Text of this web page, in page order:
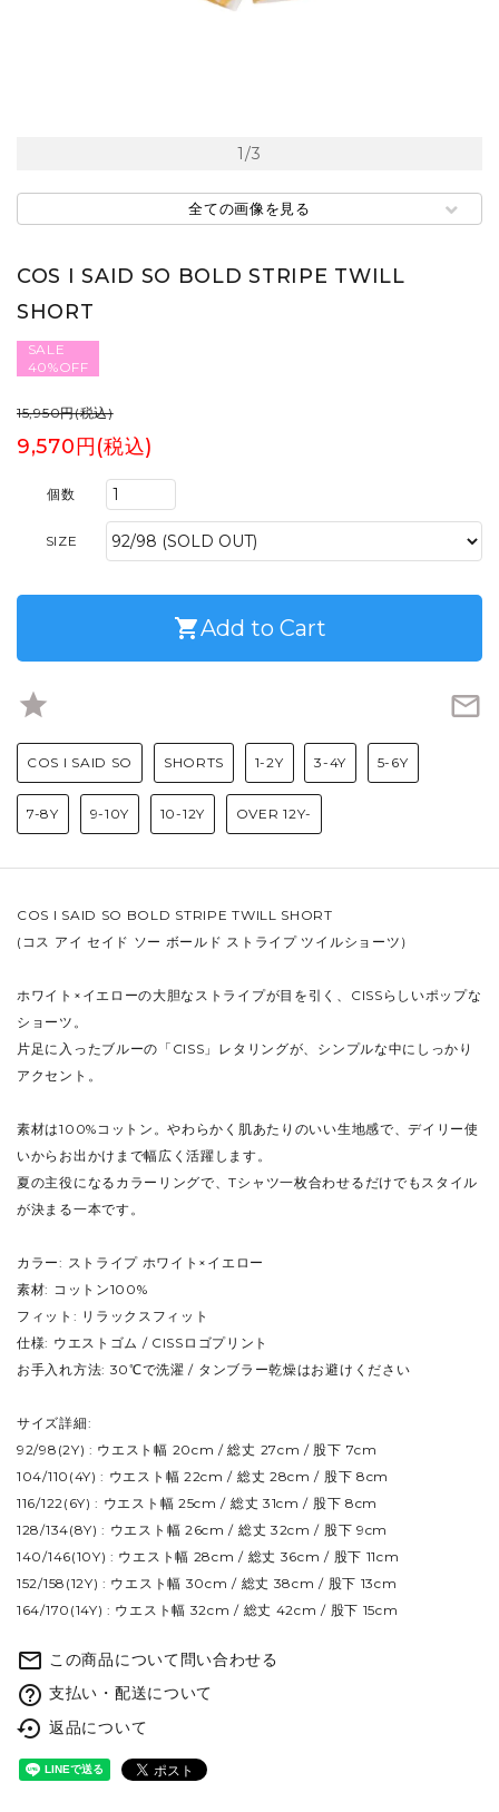
1/3
全ての画像を見る
COS I SAID SO BOLD STRIPE TWILL
SHORT
SALE
40%OFF
15,950円(税込)
9,570円(税込)
個数
SIZE
shopping_cartAdd to Cart
star mail_outline
COS I SAID SO SHORTS 1-2Y 3-4Y 5-6Y
7-8Y 9-10Y 10-12Y OVER 12Y-
COS I SAID SO BOLD STRIPE TWILL SHORT
(コス アイ セイド ソー ボールド ストライプ ツイルショーツ）
ホワイト×イエローの大胆なストライプが目を引く、CISSらしいポップな
ショーツ。
片足に入ったブルーの「CISS」レタリングが、シンプルな中にしっかり
アクセント。
素材は100%コットン。やわらかく肌あたりのいい生地感で、デイリー使
いからお出かけまで幅広く活躍します。
夏の主役になるカラーリングで、Tシャツ一枚合わせるだけでもスタイル
が決まる一本です。
カラー: ストライプ ホワイト×イエロー
素材: コットン100%
フィット: リラックスフィット
仕様: ウエストゴム / CISSロゴプリント
お手入れ方法: 30℃で洗濯 / タンブラー乾燥はお避けください
サイズ詳細:
92/98(2Y) : ウエスト幅 20cm / 総丈 27cm / 股下 7cm
104/110(4Y) : ウエスト幅 22cm / 総丈 28cm / 股下 8cm
116/122(6Y) : ウエスト幅 25cm / 総丈 31cm / 股下 8cm
128/134(8Y) : ウエスト幅 26cm / 総丈 32cm / 股下 9cm
140/146(10Y) : ウエスト幅 28cm / 総丈 36cm / 股下 11cm
152/158(12Y) : ウエスト幅 30cm / 総丈 38cm / 股下 13cm
164/170(14Y) : ウエスト幅 32cm / 総丈 42cm / 股下 15cm
mail_outline この商品について問い合わせる
help_outline 支払い・配送について
settings_backup_restore 返品について